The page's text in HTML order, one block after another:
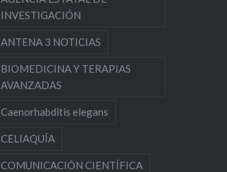
INVESTIGACIÓN
ANTENA 3 NOTICIAS
BIOMEDICINA Y TERAPIAS
AVANZADAS
Caenorhabditis elegans
CELIAQUÍA
COMUNICACIÓN CIENTÍFICA